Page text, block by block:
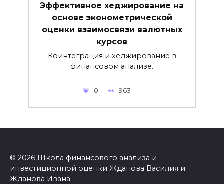
Эффективное хеджирование на
основе эконометрической
оценки взаимосвязи валютных
курсов
Коинтеграция и хеджирование в
финансовом анализе.
0 963
© 2026 Школа финансового анализа и
инвестиционной оценки Жданова Василия и
Жданова Ивана